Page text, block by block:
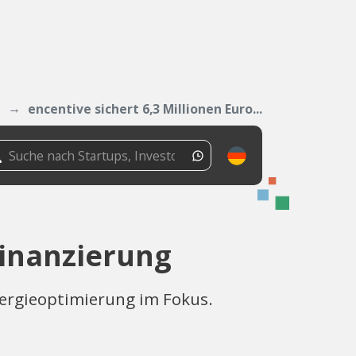
encentive sichert 6,3 Millionen Euro...
im Fokus.